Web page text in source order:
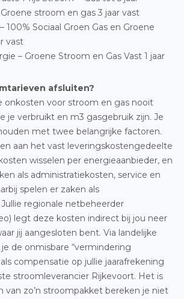
stroom en gas 3 jaar vast
100% Sociaal Groen Gas en Groene
vast
– Groene Stroom en Gas Vast 1 jaar
afsluiten?
onkosten voor stroom en gas nooit
je verbruikt en m3 gasgebruik zijn. Je
met twee belangrijke factoren.
aan het vast leveringskostengedeelte
wisselen per energieaanbieder, en
als administratiekosten, service en
spelen er zaken als
regionale netbeheerder
legt deze kosten indirect bij jou neer
jij aangesloten bent. Via landelijke
de onmisbare “vermindering
compensatie op jullie jaarafrekening
stroomleverancier Rijkevoort. Het is
van zo’n stroompakket bereken je niet